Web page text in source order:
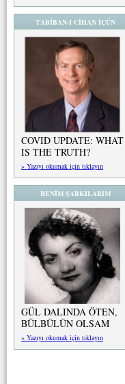
TABİBAN-I CİHAN İÇÜN
COVID UPDATE: WHAT
IS THE TRUTH?
» Yazıyı okumak için tıklayın
BENİM ŞARKILARIM
GÜL DALINDA ÖTEN,
BÜLBÜLÜN OLSAM
» Yazıyı okumak için tıklayın